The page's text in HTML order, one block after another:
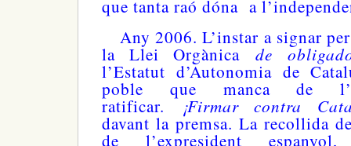
que tanta raó dóna a
Any 2006. L’instar a signar
la Llei Orgànicade
l’Estatut d’Autonomia de
poble que manca de
ratificar. ¡Firmar contra
davant la premsa. La recollida
de l’expresident